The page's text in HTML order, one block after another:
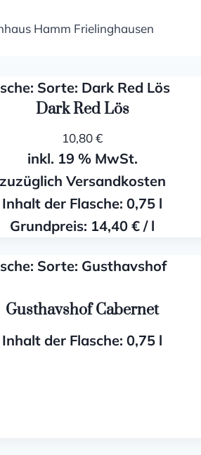
Dark Red Lös
10,80€
inkl. 19 % MwSt.
zuzüglich Versandkosten
Inhalt der Flasche: 0,75 l
Grundpreis: 14,40 € / l
Gusthavshof Cabernet
Inhalt der Flasche: 0,75 l